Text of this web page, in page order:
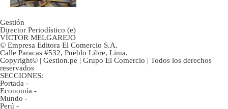
Gestión
Director Periodístico (e)
VÍCTOR MELGAREJO
© Empresa Editora El Comercio S.A.
Calle Paracas #532, Pueblo Libre, Lima.
Copyright© | Gestion.pe | Grupo El Comercio | Todos los derechos
reservados
SECCIONES:
Portada -
Economía -
Mundo -
Perú -